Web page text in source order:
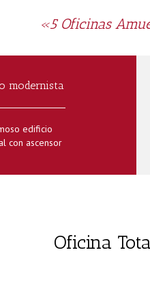
«5 Oficinas
modernista
edificio
con ascensor
Oficina